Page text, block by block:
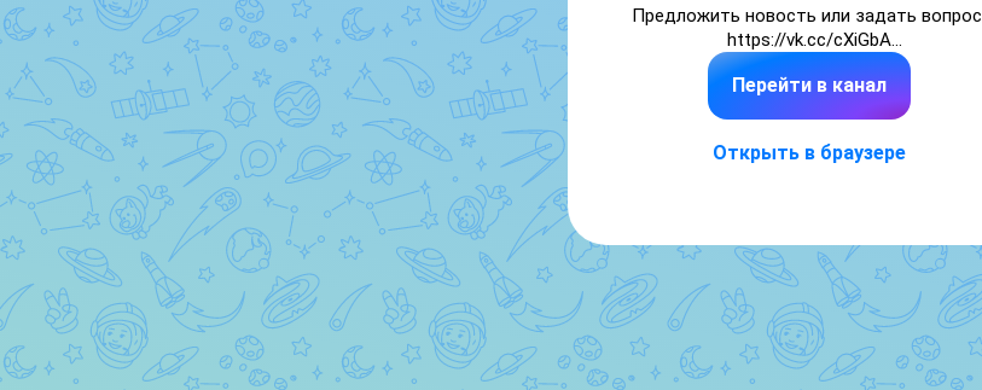
Предложить новость или задать вопрос
https://vk.cc/cXiGbA
Lada Iskra чат https://vk.cc/cZVgvb
https://telega.in/m/ladaiskra
Перейти в канал
Открыть в браузере